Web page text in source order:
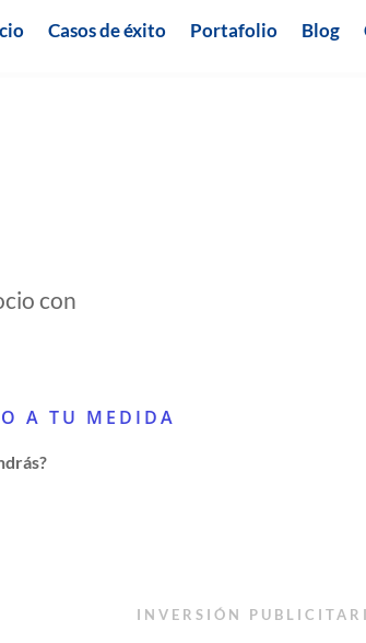
Casos de éxito Portafolio Blog
con
A TU MEDIDA
INVERSIÓN